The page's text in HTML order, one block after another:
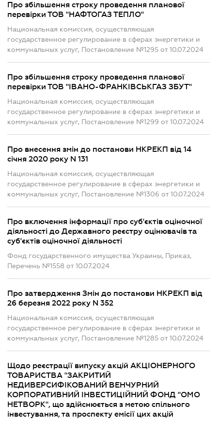
Про збільшення строку проведення планової
перевірки ТОВ "НАФТОГАЗ ТЕПЛО"
Национальная комиссия, осуществляющая
государственное регулирование в сферах энергетики и
коммунальных услуг, Постановление №1295 от 10.07.2024
Про збільшення строку проведення планової
перевірки ТОВ "ІВАНО-ФРАНКІВСЬКГАЗ ЗБУТ"
Национальная комиссия, осуществляющая
государственное регулирование в сферах энергетики и
коммунальных услуг, Постановление №1299 от 10.07.2024
Про внесення змін до постанови НКРЕКП від 14
січня 2020 року N 131
Национальная комиссия, осуществляющая
государственное регулирование в сферах энергетики и
коммунальных услуг, Постановление №1306 от 10.07.2024
Про включення інформації про суб'єктів оціночної
діяльності до Державного реєстру оцінювачів та
суб'єктів оціночної діяльності
Фонд государственного имущества Украины, Приказ,
Перечень №1558 от 10.07.2024
Про затвердження Змін до постанови НКРЕКП від
26 березня 2022 року N 352
Национальная комиссия, осуществляющая
государственное регулирование в сферах энергетики и
коммунальных услуг, Постановление №1285 от 10.07.2024
Щодо реєстрації випуску акцій АКЦІОНЕРНОГО
ТОВАРИСТВА "ЗАКРИТИЙ
НЕДИВЕРСИФІКОВАНИЙ ВЕНЧУРНИЙ
КОРПОРАТИВНИЙ ІНВЕСТИЦІЙНИЙ ФОНД "ОМО
НЕТВОРК", що здійснюється з метою спільного
інвестування, та проспекту емісії цих акцій